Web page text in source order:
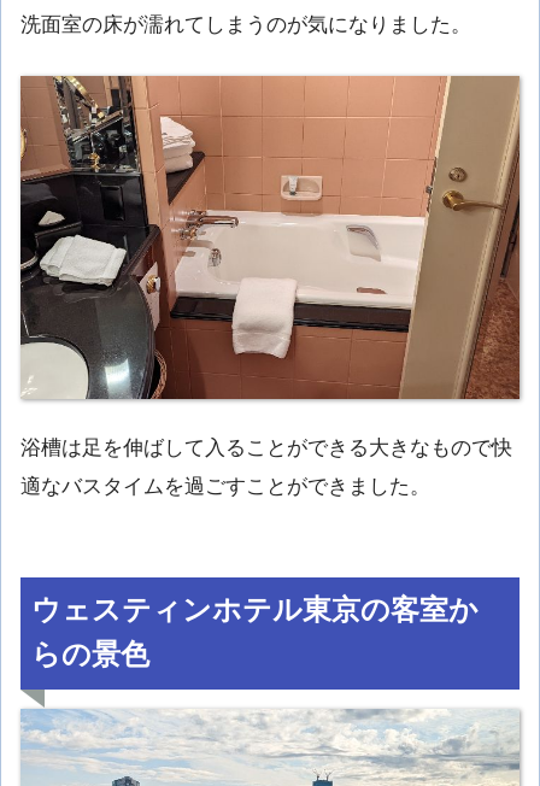
洗面室の床が濡れてしまうのが気になりました。
浴槽は足を伸ばして入ることができる大きなもので快
適なバスタイムを過ごすことができました。
ウェスティンホテル東京の客室か
らの景色